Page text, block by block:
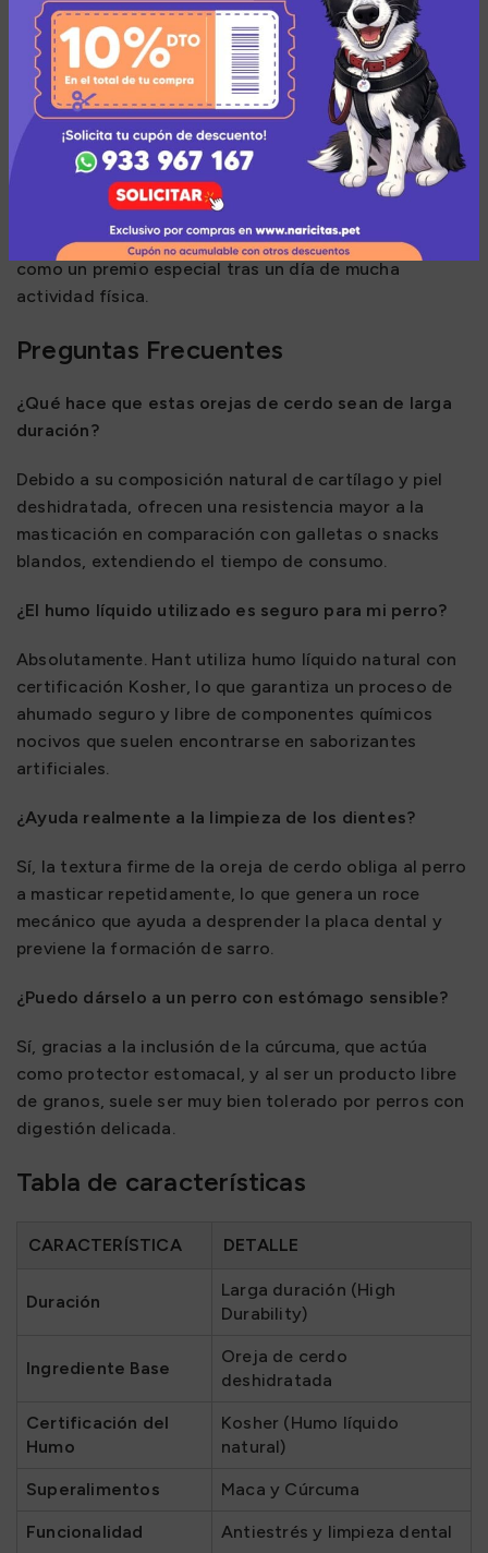
químicos.
Ideas de uso y recomendaciones
Este snack es ideal para perros medianos y grandes
con mandíbulas fuertes, aunque también puede ser
disfrutado por perros pequeños bajo supervisión. Es el
complemento perfecto para momentos en los que
necesitas que tu mascota esté tranquila en casa o
como un premio especial tras un día de mucha
actividad física.
Preguntas Frecuentes
¿Qué hace que estas orejas de cerdo sean de larga
duración?
Debido a su composición natural de cartílago y piel
deshidratada, ofrecen una resistencia mayor a la
masticación en comparación con galletas o snacks
blandos, extendiendo el tiempo de consumo.
¿El humo líquido utilizado es seguro para mi perro?
Absolutamente. Hant utiliza humo líquido natural con
certificación Kosher, lo que garantiza un proceso de
ahumado seguro y libre de componentes químicos
nocivos que suelen encontrarse en saborizantes
artificiales.
¿Ayuda realmente a la limpieza de los dientes?
Sí, la textura firme de la oreja de cerdo obliga al perro
a masticar repetidamente, lo que genera un roce
mecánico que ayuda a desprender la placa dental y
previene la formación de sarro.
¿Puedo dárselo a un perro con estómago sensible?
Sí, gracias a la inclusión de la cúrcuma, que actúa
como protector estomacal, y al ser un producto libre
de granos, suele ser muy bien tolerado por perros con
digestión delicada.
Tabla de características
CARACTERÍSTICA DETALLE
Duración
Larga duración (High
Durability)
Ingrediente Base
Oreja de cerdo
deshidratada
Certificación del
Humo
Kosher (Humo líquido
natural)
Superalimentos Maca y Cúrcuma
Funcionalidad Antiestrés y limpieza dental